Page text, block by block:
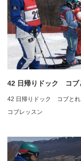
42 日帰りドック コブ
42 日帰りドック コブと
コブレッスン